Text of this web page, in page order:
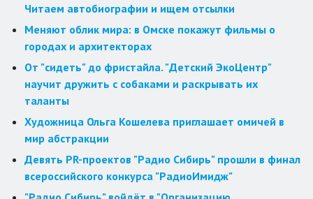
Читаем автобиографии и ищем отсылки
Меняют облик мира: в Омске покажут фильмы о
городах и архитекторах
От "сидеть" до фристайла. "Детский ЭкоЦентр"
научит дружить с собаками и раскрывать их
таланты
Художница Ольга Кошелева приглашает омичей в
мир абстракции
Девять PR-проектов "Радио Сибирь" прошли в финал
всероссийского конкурса "РадиоИмидж"